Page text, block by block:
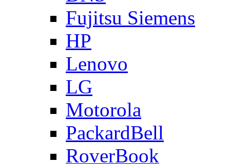
Fujitsu Siemens
HP
Lenovo
LG
Motorola
PackardBell
RoverBook